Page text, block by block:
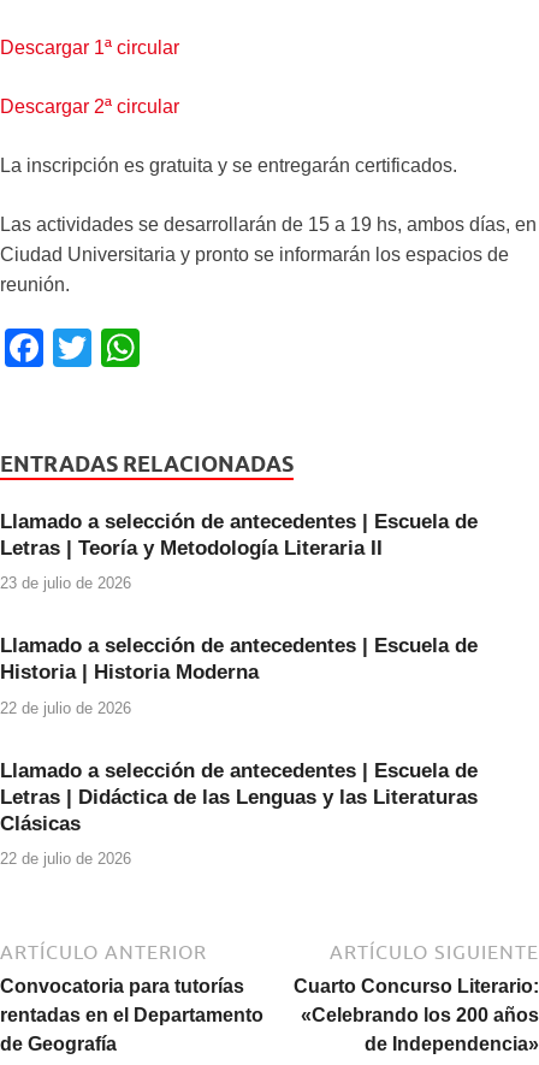
Descargar 1ª circular
Descargar 2ª circular
La inscripción es gratuita y se entregarán certificados.
Las actividades se desarrollarán de 15 a 19 hs, ambos días, en
Ciudad Universitaria y pronto se informarán los espacios de
reunión.
F
e
o
o
T
er s
p
ENTRADAS RELACIONADAS
Llamado a selección de antecedentes | Escuela de
Letras | Teoría y Metodología Literaria II
23 de julio de 2026
Llamado a selección de antecedentes | Escuela de
Historia | Historia Moderna
22 de julio de 2026
Llamado a selección de antecedentes | Escuela de
Letras | Didáctica de las Lenguas y las Literaturas
Clásicas
22 de julio de 2026
ARTÍCULO ANTERIOR
Convocatoria para tutorías
rentadas en el Departamento
de Geografía
ARTÍCULO SIGUIENTE
Cuarto Concurso Literario:
«Celebrando los 200 años
de Independencia»